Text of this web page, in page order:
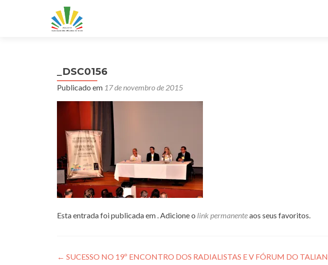
_DSC0156
Publicado em 17 de novembro de 2015
Esta entrada foi publicada em . Adicione o link permanenteaos seus favoritos.
Navegação
← SUCESSO NO 19º ENCONTRO DOS RADIALISTAS E V FÓRUM DO TALIAN